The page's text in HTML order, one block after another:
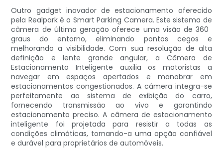
Outro gadget inovador de estacionamento oferecido
pela Realpark é a Smart Parking Camera. Este sistema de
câmera de última geração oferece uma visão de 360 ​​
graus do entorno, eliminando pontos cegos e
melhorando a visibilidade. Com sua resolução de alta
definição e lente grande angular, a Câmera de
Estacionamento Inteligente auxilia os motoristas a
navegar em espaços apertados e manobrar em
estacionamentos congestionados. A câmera integra-se
perfeitamente ao sistema de exibição do carro,
fornecendo transmissão ao vivo e garantindo
estacionamento preciso. A câmera de estacionamento
inteligente foi projetada para resistir a todas as
condições climáticas, tornando-a uma opção confiável
e durável para proprietários de automóveis.